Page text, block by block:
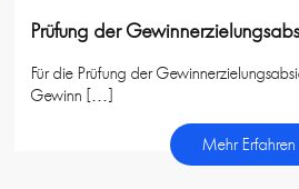
Prüfung der
Für die Prüfung der
Gewinn […]
Mehr Erfahren